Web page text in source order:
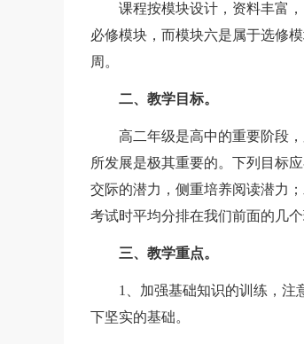
课程按模块设计，资料丰富，
必修模块，而模块六是属于选修
周。
二、教学目标。
高二年级是高中的重要阶段，
所发展是极其重要的。下列目标
交际的潜力，侧重培养阅读潜力
考试时平均分排在我们前面的几个
三、教学重点。
1、加强基础知识的训练，注意
下坚实的基础。